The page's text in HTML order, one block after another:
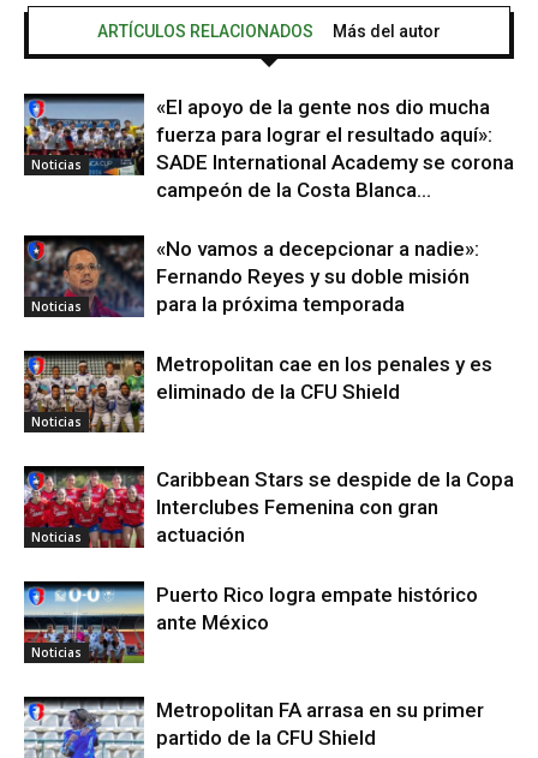
ARTÍCULOS RELACIONADOS Más del autor
Noticias
«El apoyo de la gente nos dio mucha
fuerza para lograr el resultado aquí»:
SADE International Academy se corona
campeón de la Costa Blanca...
Noticias
«No vamos a decepcionar a nadie»:
Fernando Reyes y su doble misión
para la próxima temporada
Noticias
Metropolitan cae en los penales y es
eliminado de la CFU Shield
Noticias
Caribbean Stars se despide de la Copa
Interclubes Femenina con gran
actuación
Noticias
Puerto Rico logra empate histórico
ante México
Metropolitan FA arrasa en su primer
partido de la CFU Shield